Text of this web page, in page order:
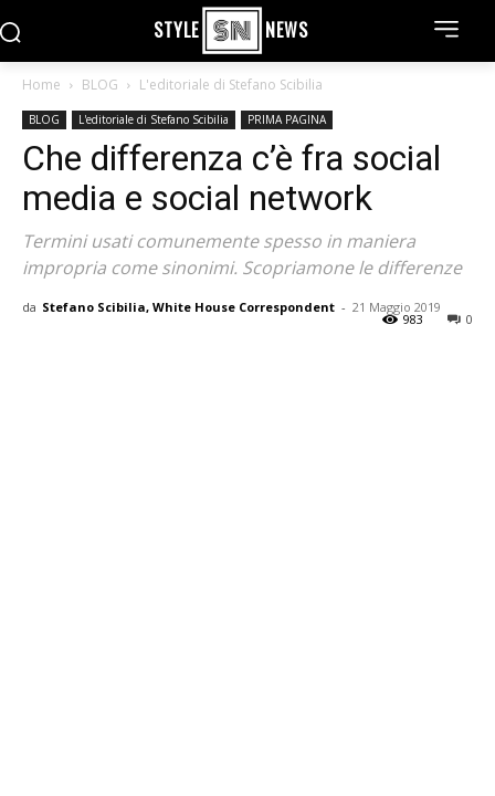
STYLE NEWS
Home BLOG L'editoriale di Stefano Scibilia
BLOG L'editoriale di Stefano Scibilia PRIMA PAGINA
Che differenza c’è fra social
media e social network
Termini usati comunemente spesso in maniera
impropria come sinonimi. Scopriamone le differenze
da Stefano Scibilia, White House Correspondent - 21 Maggio 2019
0
983